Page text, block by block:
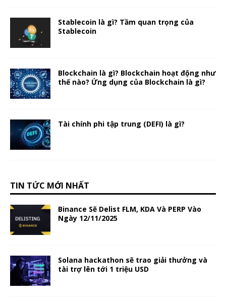
Stablecoin là gì? Tầm quan trọng của
Stablecoin
Blockchain là gì? Blockchain hoạt động như
thế nào? Ứng dụng của Blockchain là gì?
Tài chính phi tập trung (DEFI) là gì?
TIN TỨC MỚI NHẤT
Binance Sẽ Delist FLM, KDA Và PERP Vào
Ngày 12/11/2025
Solana hackathon sẽ trao giải thưởng và
tài trợ lên tới 1 triệu USD